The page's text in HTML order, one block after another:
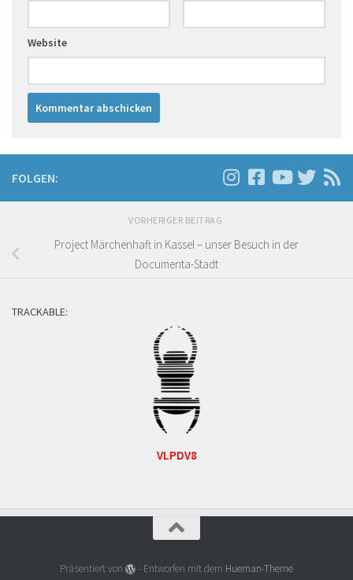
Website
FOLGEN:
VORHERIGER BEITRAG
Project Märchenhaft in Kassel – unser Besuch in der
Documenta-Stadt
TRACKABLE:
VLPDV8
Präsentiert von - Entworfen mit dem Hueman-Theme